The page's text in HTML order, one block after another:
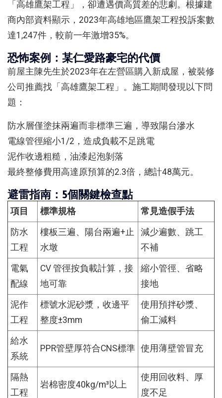
「高雄鷹架工程」，卻遭遇價高質差的悲劇。根據建
商內部資料顯示，2023年高雄地區鷹架工程投訴案數
達1,247件，較前一年激增35%。
恐怖案例：某仁愛路豪宅的代價
前屋主陳先生於2023年在左營區購入新成屋，被裝修
公司推薦找「高雄鷹架工程」。施工期間發現以下問
題：
防水層僅塗抹兩遍而非標準三遍，導致陽台滲水
電線管徑縮小1/2，造成負載不足跳電
泥作收邊粗糙，油漆起泡剝落
最終整修費用高達原預算的2.3倍，總計48萬元。
避雷指南：5個關鍵檢查點
項目 標準規格 常見造假手法
防水
工程
樓板三遍、陽台兩遍+止
水墩
減少遍數、跳工
不補
電氣
配線
CV 管徑按負載計算，接
地可靠
縮小管徑、省略
接地
泥作
工程
標號水泥砂漿，收邊平
整度±3mm
使用預拌砂漿、
偷工減料
給水
系統
PPR管壁厚符合CNS標準 使用薄壁管冒充
隔熱
工程
岩棉密度40kg/m³以上
使用回收料、厚
度不足